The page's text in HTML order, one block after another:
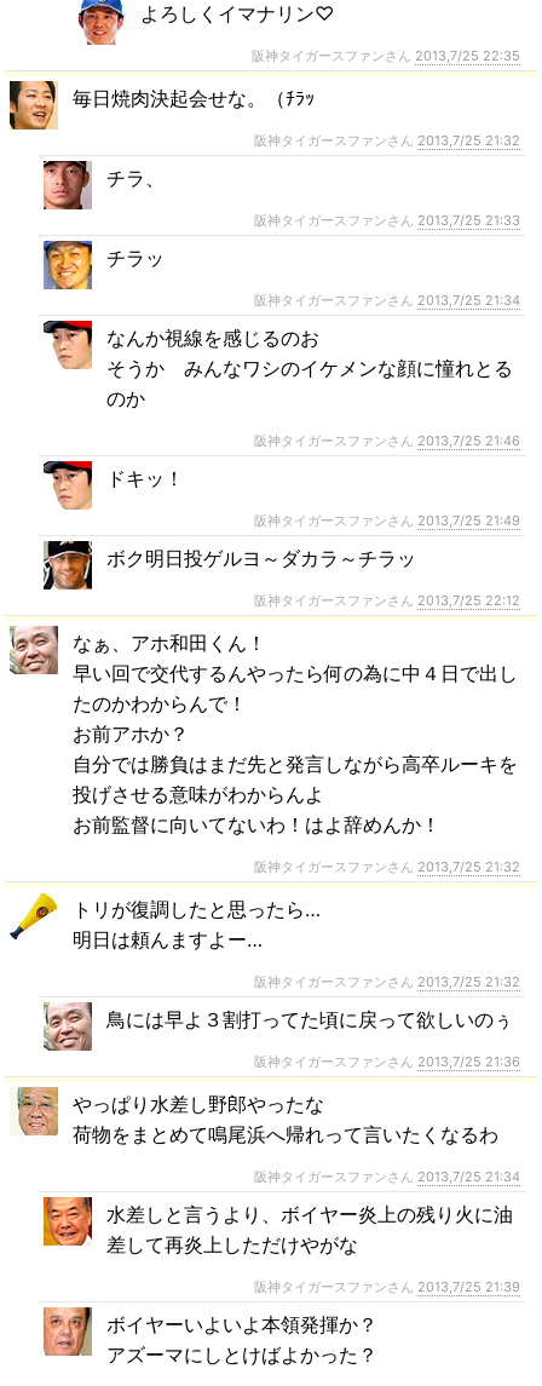
よろしくイマナリン♡
阪神タイガースファンさん 2013,7/25 22:35
毎日焼肉決起会せな。（ﾁﾗｯ
阪神タイガースファンさん 2013,7/25 21:32
チラ、
阪神タイガースファンさん 2013,7/25 21:33
チラッ
阪神タイガースファンさん 2013,7/25 21:34
なんか視線を感じるのお
そうか みんなワシのイケメンな顔に憧れとる
のか
阪神タイガースファンさん 2013,7/25 21:46
ドキッ！
阪神タイガースファンさん 2013,7/25 21:49
ボク明日投ゲルヨ～ダカラ～チラッ
阪神タイガースファンさん 2013,7/25 22:12
なぁ、アホ和田くん！
早い回で交代するんやったら何の為に中４日で出し
たのかわからんで！
お前アホか？
自分では勝負はまだ先と発言しながら高卒ルーキを
投げさせる意味がわからんよ
お前監督に向いてないわ！はよ辞めんか！
阪神タイガースファンさん 2013,7/25 21:32
トリが復調したと思ったら…
明日は頼んますよー…
阪神タイガースファンさん 2013,7/25 21:32
鳥には早よ３割打ってた頃に戻って欲しいのぅ
阪神タイガースファンさん 2013,7/25 21:36
やっぱり水差し野郎やったな
荷物をまとめて鳴尾浜へ帰れって言いたくなるわ
阪神タイガースファンさん 2013,7/25 21:34
水差しと言うより、ボイヤー炎上の残り火に油
差して再炎上しただけやがな
阪神タイガースファンさん 2013,7/25 21:39
ボイヤーいよいよ本領発揮か？
アズーマにしとけばよかった？